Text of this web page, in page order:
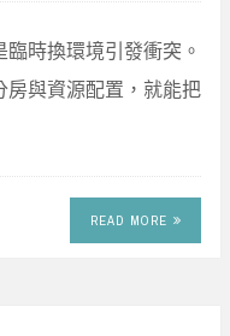
時換環境引發衝突。
房與資源配置，就能把
READ MORE